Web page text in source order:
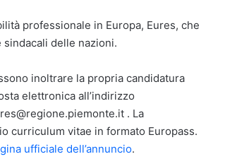
professionale in Europa, Eures, che
delle nazioni.
inoltrare la propria candidatura
elettronica all’indirizzo
. La
curriculum vitae in formato Europass.
ufficiale dell’annuncio.